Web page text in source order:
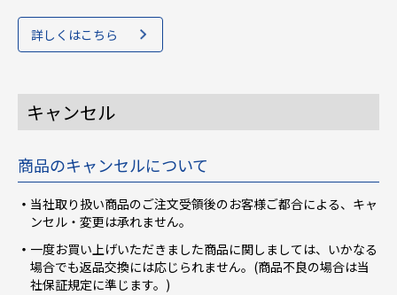
詳しくはこちら
キャンセル
商品のキャンセルについて
当社取り扱い商品のご注文受領後のお客様ご都合による、キャ
ンセル・変更は承れません。
一度お買い上げいただきました商品に関しましては、いかなる
場合でも返品交換には応じられません。(商品不良の場合は当
社保証規定に準じます。)